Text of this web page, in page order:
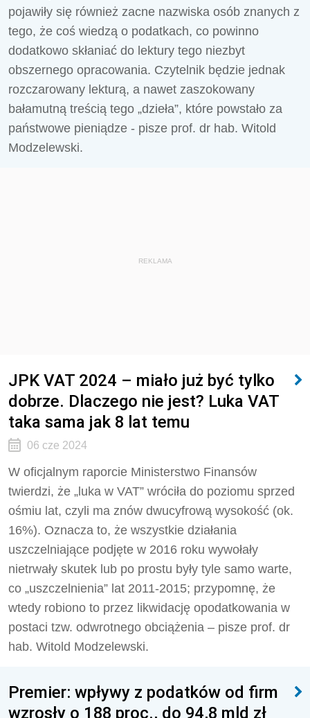
pojawiły się również zacne nazwiska osób znanych z
tego, że coś wiedzą o podatkach, co powinno
dodatkowo skłaniać do lektury tego niezbyt
obszernego opracowania. Czytelnik będzie jednak
rozczarowany lekturą, a nawet zaszokowany
bałamutną treścią tego „dzieła”, które powstało za
państwowe pieniądze - pisze prof. dr hab. Witold
Modzelewski.
REKLAMA
JPK VAT 2024 – miało już być tylko
dobrze. Dlaczego nie jest? Luka VAT
taka sama jak 8 lat temu
06 cze 2024
W oficjalnym raporcie Ministerstwo Finansów
twierdzi, że „luka w VAT” wróciła do poziomu sprzed
ośmiu lat, czyli ma znów dwucyfrową wysokość (ok.
16%). Oznacza to, że wszystkie działania
uszczelniające podjęte w 2016 roku wywołały
nietrwały skutek lub po prostu były tyle samo warte,
co „uszczelnienia” lat 2011-2015; przypomnę, że
wtedy robiono to przez likwidację opodatkowania w
postaci tzw. odwrotnego obciążenia – pisze prof. dr
hab. Witold Modzelewski.
Premier: wpływy z podatków od firm
wzrosły o 188 proc., do 94,8 mld zł